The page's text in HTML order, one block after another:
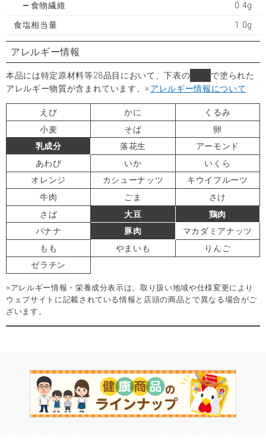
食物繊維 0.4g
食塩相当量 1.0g
アレルギー情報
本品には特定原材料等28品目において、下表の
で塗られた
アレルギー物質が含まれています。※アレルギー情報について
えび かに
くるみ
小麦
そば
卵
乳成分
落花生
アーモンド
あわび
いか
いくら
オレンジ
カシューナッツ
キウイフルーツ
牛肉
ごま
さけ
さば
大豆
鶏肉
バナナ
豚肉
マカダミアナッツ
もも
やまいも
りんご
ゼラチン
※アレルギー情報・栄養成分表示は、取り扱い地域や仕様変更により
ウェブサイトに記載されている情報と店頭の商品とで異なる場合がご
ざいます。